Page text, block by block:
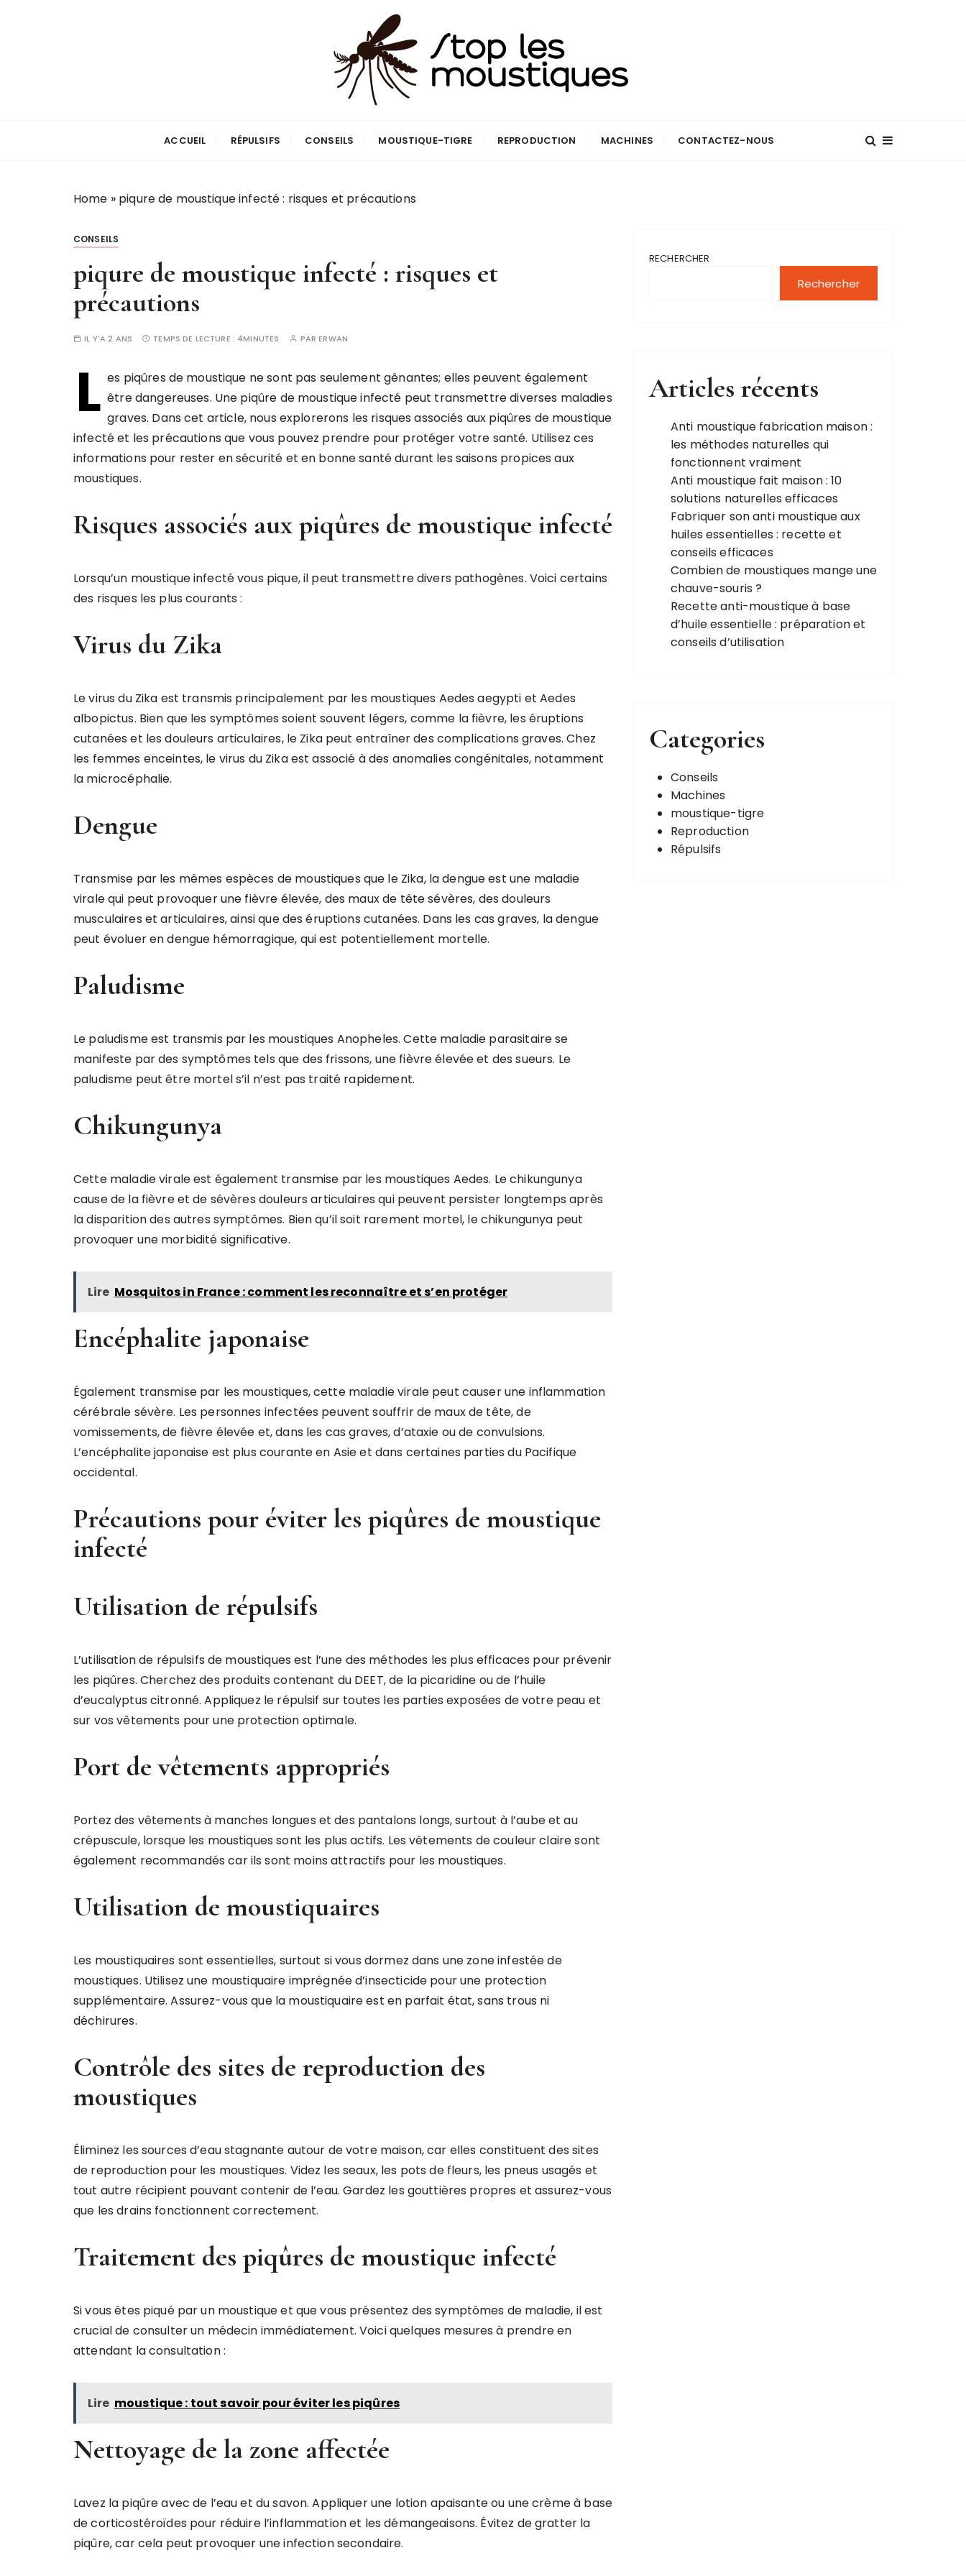
Stop les Moustique
ACCUEIL RÉPULSIFS CONSEILS MOUSTIQUE-TIGRE REPRODUCTION MACHINES CONTACTEZ-NOUS
Home » piqure de moustique infecté : risques et précautions
CONSEILS
piqure de moustique infecté : risques et
précautions
IL Y'A 2 ANS TEMPS DE LECTURE : 4MINUTES PARERWAN
L es piqûres de moustique ne sont pas seulement gênantes; elles peuvent également
être dangereuses. Une piqûre de moustique infecté peut transmettre diverses maladies
graves. Dans cet article, nous explorerons les risques associés aux piqûres de moustique
infecté et les précautions que vous pouvez prendre pour protéger votre santé. Utilisez ces
informations pour rester en sécurité et en bonne santé durant les saisons propices aux
moustiques.
Risques associés aux piqûres de moustique infecté
Lorsqu’un moustique infecté vous pique, il peut transmettre divers pathogènes. Voici certains
des risques les plus courants :
Virus du Zika
Le virus du Zika est transmis principalement par les moustiques Aedes aegypti et Aedes
albopictus. Bien que les symptômes soient souvent légers, comme la fièvre, les éruptions
cutanées et les douleurs articulaires, le Zika peut entraîner des complications graves. Chez
les femmes enceintes, le virus du Zika est associé à des anomalies congénitales, notamment
la microcéphalie.
Dengue
Transmise par les mêmes espèces de moustiques que le Zika, la dengue est une maladie
virale qui peut provoquer une fièvre élevée, des maux de tête sévères, des douleurs
musculaires et articulaires, ainsi que des éruptions cutanées. Dans les cas graves, la dengue
peut évoluer en dengue hémorragique, qui est potentiellement mortelle.
Paludisme
Le paludisme est transmis par les moustiques Anopheles. Cette maladie parasitaire se
manifeste par des symptômes tels que des frissons, une fièvre élevée et des sueurs. Le
paludisme peut être mortel s’il n’est pas traité rapidement.
Chikungunya
Cette maladie virale est également transmise par les moustiques Aedes. Le chikungunya
cause de la fièvre et de sévères douleurs articulaires qui peuvent persister longtemps après
la disparition des autres symptômes. Bien qu’il soit rarement mortel, le chikungunya peut
provoquer une morbidité significative.
Lire Mosquitos in France : comment les reconnaître et s’en protéger
Encéphalite japonaise
Également transmise par les moustiques, cette maladie virale peut causer une inflammation
cérébrale sévère. Les personnes infectées peuvent souffrir de maux de tête, de
vomissements, de fièvre élevée et, dans les cas graves, d’ataxie ou de convulsions.
L’encéphalite japonaise est plus courante en Asie et dans certaines parties du Pacifique
occidental.
Précautions pour éviter les piqûres de moustique
infecté
Utilisation de répulsifs
L’utilisation de répulsifs de moustiques est l’une des méthodes les plus efficaces pour prévenir
les piqûres. Cherchez des produits contenant du DEET, de la picaridine ou de l’huile
d’eucalyptus citronné. Appliquez le répulsif sur toutes les parties exposées de votre peau et
sur vos vêtements pour une protection optimale.
Port de vêtements appropriés
Portez des vêtements à manches longues et des pantalons longs, surtout à l’aube et au
crépuscule, lorsque les moustiques sont les plus actifs. Les vêtements de couleur claire sont
également recommandés car ils sont moins attractifs pour les moustiques.
Utilisation de moustiquaires
Les moustiquaires sont essentielles, surtout si vous dormez dans une zone infestée de
moustiques. Utilisez une moustiquaire imprégnée d’insecticide pour une protection
supplémentaire. Assurez-vous que la moustiquaire est en parfait état, sans trous ni
déchirures.
Contrôle des sites de reproduction des
moustiques
Éliminez les sources d’eau stagnante autour de votre maison, car elles constituent des sites
de reproduction pour les moustiques. Videz les seaux, les pots de fleurs, les pneus usagés et
tout autre récipient pouvant contenir de l’eau. Gardez les gouttières propres et assurez-vous
que les drains fonctionnent correctement.
Traitement des piqûres de moustique infecté
Si vous êtes piqué par un moustique et que vous présentez des symptômes de maladie, il est
crucial de consulter un médecin immédiatement. Voici quelques mesures à prendre en
attendant la consultation :
Lire moustique : tout savoir pour éviter les piqûres
Nettoyage de la zone affectée
Lavez la piqûre avec de l’eau et du savon. Appliquer une lotion apaisante ou une crème à base
de corticostéroïdes pour réduire l’inflammation et les démangeaisons. Évitez de gratter la
piqûre, car cela peut provoquer une infection secondaire.
RECHERCHER
Rechercher
Articles récents
Anti moustique fabrication maison :
les méthodes naturelles qui
fonctionnent vraiment
Anti moustique fait maison : 10
solutions naturelles efficaces
Fabriquer son anti moustique aux
huiles essentielles : recette et
conseils efficaces
Combien de moustiques mange une
chauve-souris ?
Recette anti-moustique à base
d’huile essentielle : préparation et
conseils d’utilisation
Categories
Conseils
Machines
moustique-tigre
Reproduction
Répulsifs